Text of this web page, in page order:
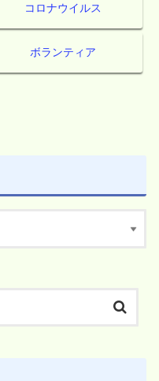
コロナウイルス
ボランティア